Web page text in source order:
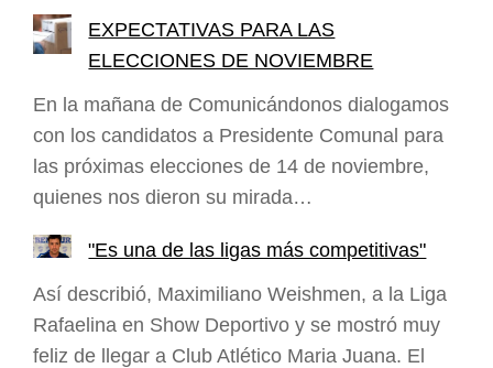
EXPECTATIVAS PARA LAS
ELECCIONES DE NOVIEMBRE
En la mañana de Comunicándonos dialogamos
con los candidatos a Presidente Comunal para
las próximas elecciones de 14 de noviembre,
quienes nos dieron su mirada…
"Es una de las ligas más competitivas"
Así describió, Maximiliano Weishmen, a la Liga
Rafaelina en Show Deportivo y se mostró muy
feliz de llegar a Club Atlético Maria Juana. El